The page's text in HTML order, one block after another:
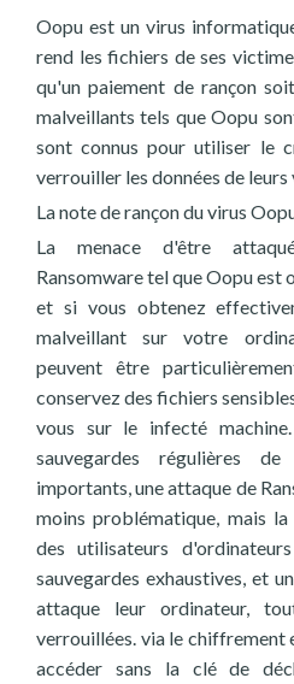
Oopu est un virus
rend les fichiers de ses
qu'un paiement de rançon
malveillants tels que Oopu
sont connus pour utiliser le
verrouiller les données de
La note de rançon du virus
La menace d'être
Ransomware tel que Oopu est
et si vous obtenez
malveillant sur votre
peuvent être
conservez des fichiers
vous sur le infecté
sauvegardes régulières
importants, une attaque de
moins problématique, mais
des utilisateurs
sauvegardes exhaustives, et
attaque leur ordinateur,
verrouillées. via le chiffrement
accéder sans la clé de